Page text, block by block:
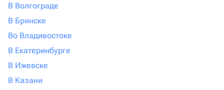
В Волгограде
В Брянске
Во Владивостоке
В Екатеринбурге
В Ижевске
В Казани